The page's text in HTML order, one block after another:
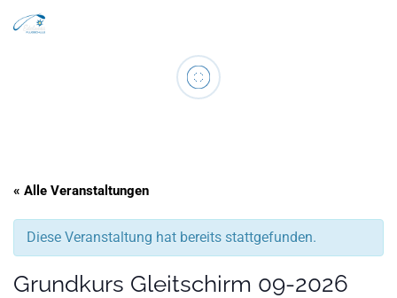
Zum Inhalt springen
« Alle Veranstaltungen
Diese Veranstaltung hat bereits stattgefunden.
Grundkurs Gleitschirm 09-2026